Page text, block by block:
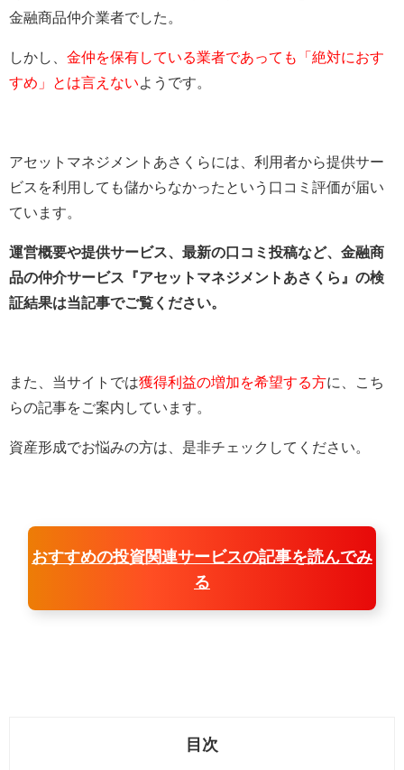
金融商品仲介業者でした。
しかし、 金仲を保有している業者であっても「絶対におす
すめ」とは言えない ようです。
アセットマネジメントあさくらには、利用者から提供サー
ビスを利用しても儲からなかったという口コミ評価が届い
ています。
運営概要や提供サービス、最新の口コミ投稿など、金融商
品の仲介サービス『アセットマネジメントあさくら』の検
証結果は当記事でご覧ください。
また、当サイトでは獲得利益の増加を希望する方に、こち
らの記事をご案内しています。
資産形成でお悩みの方は、是非チェックしてください。
おすすめの投資関連サービスの記事を読んでみ
る
目次